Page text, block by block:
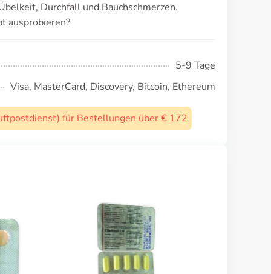
Durchfall und Bauchschmerzen.
ausprobieren?
5-9 Tage
Visa, MasterCard, Discovery, Bitcoin, Ethereum
für Bestellungen über € 172